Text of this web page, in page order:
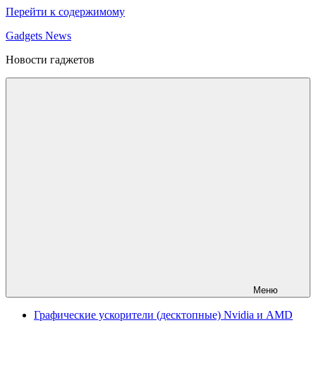
Перейти к содержимому
Gadgets News
Новости гаджетов
Меню
Графические ускорители (десктопные) Nvidia и AMD